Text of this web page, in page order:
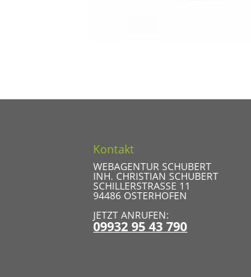
Kontakt
WEBAGENTUR SCHUBERT
INH. CHRISTIAN SCHUBERT
SCHILLERSTRASSE 11
94486 OSTERHOFEN
JETZT ANRUFEN:
09932 95 43 790